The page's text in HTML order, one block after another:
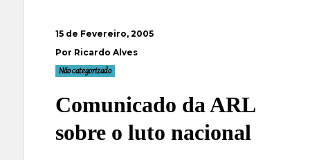
15 de Fevereiro, 2005
Por Ricardo Alves
Não categorizado
Comunicado da ARL
sobre o luto nacional